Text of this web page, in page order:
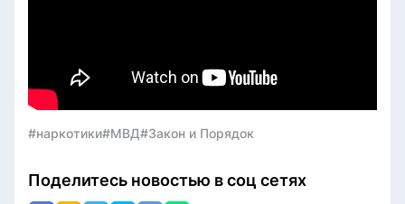
#наркотики#МВД#Закон и Порядок
Поделитесь новостью в соц сетях